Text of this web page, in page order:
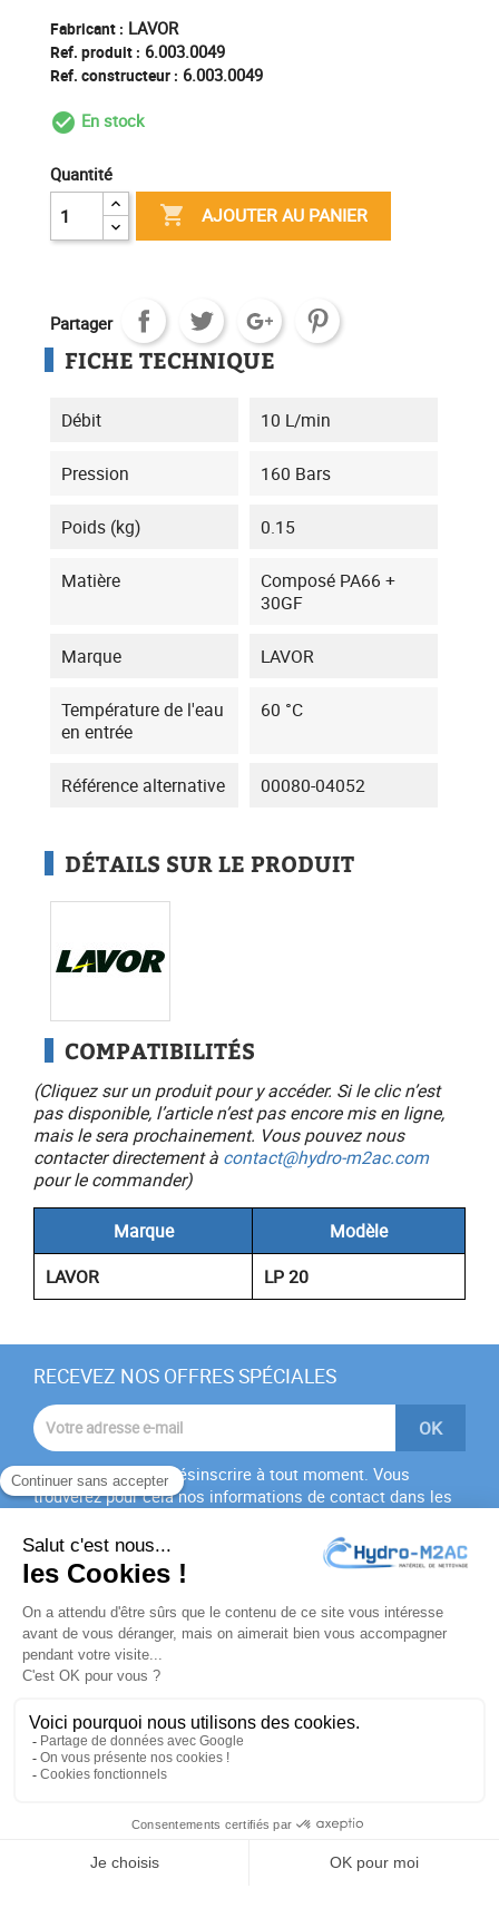
Fabricant : LAVOR
Ref. produit : 6.003.0049
Ref. constructeur : 6.003.0049
check_circle_outline
En stock
Quantité
 AJOUTER AU PANIER
Partager
FICHE TECHNIQUE
Débit 10 L/min
Pression 160 Bars
Poids (kg) 0.15
Matière
Composé PA66 +
30GF
Marque LAVOR
Température de l'eau
en entrée
60 °C
Référence alternative 00080-04052
DÉTAILS SUR LE PRODUIT
COMPATIBILITÉS
(Cliquez sur un produit pour y accéder. Si le clic n’est
pas disponible, l’article n’est pas encore mis en ligne,
mais le sera prochainement. Vous pouvez nous
contacter directement à contact@hydro-m2ac.com
pour le commander)
Marque
Modèle
LAVOR
LP 20
RECEVEZ NOS OFFRES SPÉCIALES
Vous pouvez vous désinscrire à tout moment. Vous
trouverez pour cela nos informations de contact dans les
J'accepte lesconditions générales
politique de
confidentialité
PRODUITS
NOTRE SOCIÉTÉ
VOTRE COMPTE